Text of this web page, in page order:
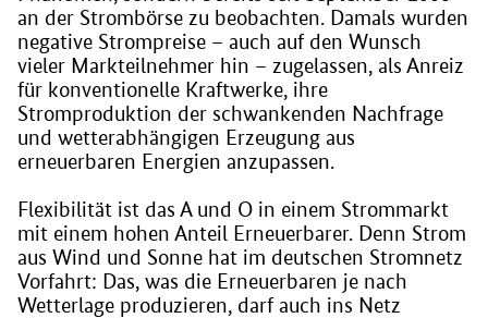
an der Strombörse zu beobachten. Damals wurden
negative Strompreise – auch auf den Wunsch
vieler Markteilnehmer hin – zugelassen, als Anreiz
für konventionelle Kraftwerke, ihre
Stromproduktion der schwankenden Nachfrage
und wetterabhängigen Erzeugung aus
erneuerbaren Energien anzupassen.
Flexibilität ist das A und O in einem Strommarkt
mit einem hohen Anteil Erneuerbarer. Denn Strom
aus Wind und Sonne hat im deutschen Stromnetz
Vorfahrt: Das, was die Erneuerbaren je nach
Wetterlage produzieren, darf auch ins Netz